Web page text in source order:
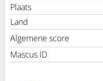
Plaats
Land
Algemene score
Mascus ID